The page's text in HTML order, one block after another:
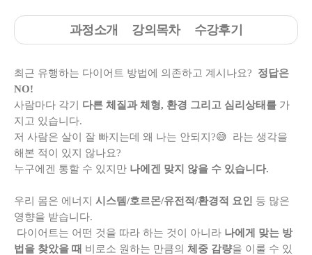
과정소개 강의목차 수강후기
최근 유행하는 다이어트 방법에 의존하고 계시나요? 정답은
NO!
사람마다 각기 다른 체질과 체형, 환경 그리고 심리상태를 가
지고 있습니다.
저 사람은 살이 잘 빠지는데 왜 나는 안되지?😅 라는 생각을
해본 적이 있지 않나요?
누구에겐 통할 수 있지만 나에겐 맞지 않을 수 있습니다.
우리 몸은 에너지 시스템/호르몬/유전적/환경적 요인
등 많은
영향을 받습니다.
다이어트는 어떤 것을 따라 하는 것이 아니라 나에게 맞는 방
법을 찾았을 때 비로소 원하는 만큼의 체중 감량을 이룰 수 있